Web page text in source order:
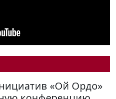
«Ой Ордо»